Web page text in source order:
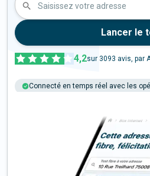
Saisissez votre adresse
Lancer le
4,2sur 3093 avis, par
Connecté en temps réel avec les